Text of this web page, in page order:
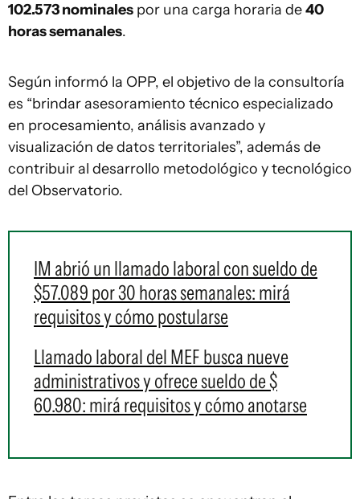
102.573 nominales por una carga horaria de40
horas semanales.
Según informó la OPP, el objetivo de la consultoría
es “brindar asesoramiento técnico especializado
en procesamiento, análisis avanzado y
visualización de datos territoriales”, además de
contribuir al desarrollo metodológico y tecnológico
del Observatorio.
IM abrió un llamado laboral con sueldo de
$57.089 por 30 horas semanales: mirá
requisitos y cómo postularse
Llamado laboral del MEF busca nueve
administrativos y ofrece sueldo de $
60.980: mirá requisitos y cómo anotarse